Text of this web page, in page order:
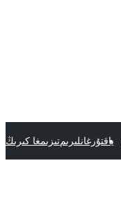
ياقتۇرغانلىرىمتىزىمغا كىرىڭ